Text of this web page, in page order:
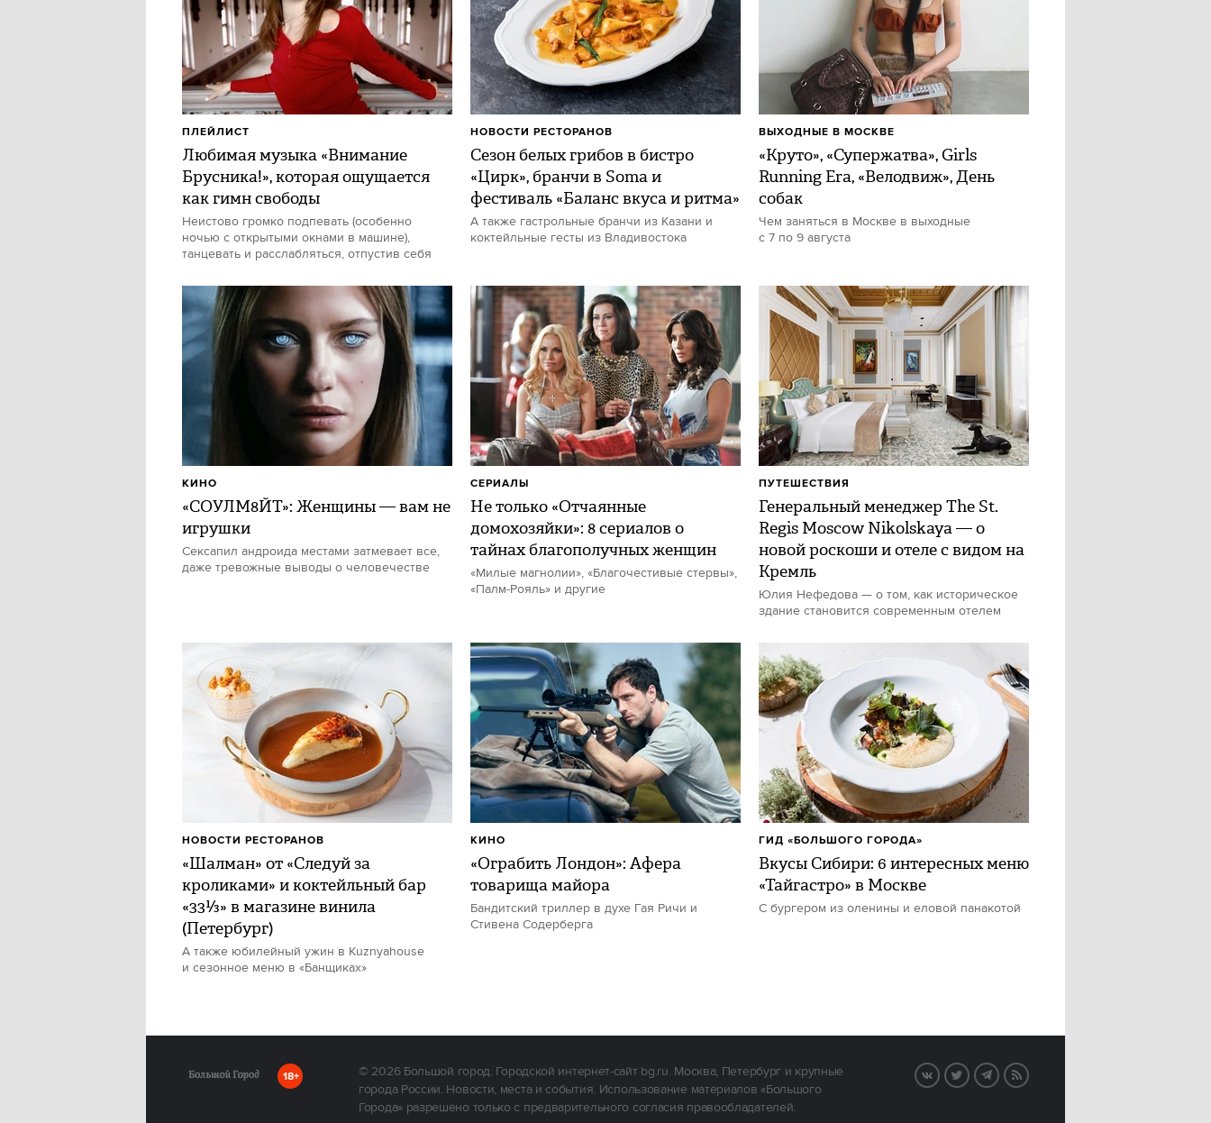
Любимая музыка «Внимание
Брусника!», которая ощущается
как гимн свободы
Неистово громко подпевать (особенно
ночью с открытыми окнами в машине),
танцевать и расслабляться, отпустив себя
ПЛЕЙЛИСТ
Сезон белых грибов в бистро
«Цирк», бранчи в Soma и
фестиваль «Баланс вкуса и ритма»
А также гастрольные бранчи из Казани и
коктейльные гесты из Владивостока
НОВОСТИ РЕСТОРАНОВ
«Круто», «Супержатва», Girls
Running Era, «Велодвиж», День
собак
Чем заняться в Москве в выходные
с 7 по 9 августа
ВЫХОДНЫЕ В МОСКВЕ
«СОУЛМ8ЙТ»: Женщины — вам не
игрушки
Сексапил андроида местами затмевает все,
даже тревожные выводы о человечестве
КИНО
Не только «Отчаянные
домохозяйки»: 8 сериалов о
тайнах благополучных женщин
«Милые магнолии», «Благочестивые стервы»,
«Палм-Рояль» и другие
СЕРИАЛЫ
Генеральный менеджер The St.
Regis Moscow Nikolskaya — о
новой роскоши и отеле с видом на
Кремль
Юлия Нефедова — о том, как историческое
здание становится современным отелем
ПУТЕШЕСТВИЯ
«Шалман» от «Следуй за
кроликами» и коктейльный бар
«33⅓» в магазине винила
(Петербург)
А также юбилейный ужин в Kuznyahouse
и сезонное меню в «Банщиках»
НОВОСТИ РЕСТОРАНОВ
«Ограбить Лондон»: Афера
товарища майора
Бандитский триллер в духе Гая Ричи и
Стивена Содерберга
КИНО
Вкусы Сибири: 6 интересных меню
«Тайгастро» в Москве
С бургером из оленины и еловой панакотой
ГИД «БОЛЬШОГО ГОРОДА»
18+ © 2026Большой город. Городской интернет-сайт bg.ru. Москва, Петербург и крупные
города России. Новости, места и события. Использование материалов «Большого
Города» разрешено только с предварительного согласия правообладателей.
VK TwitterTelegram
RSS